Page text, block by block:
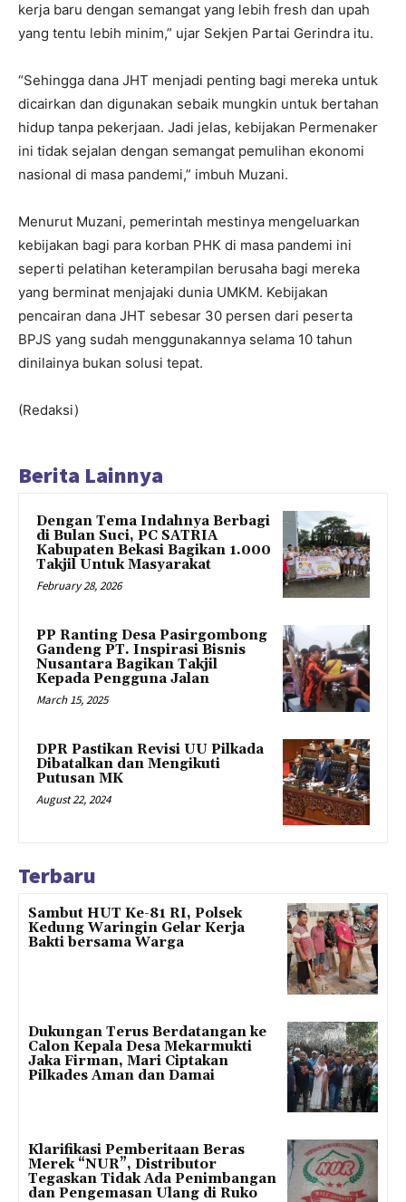
kerja baru dengan semangat yang lebih fresh dan upah
yang tentu lebih minim,” ujar Sekjen Partai Gerindra itu.
“Sehingga dana JHT menjadi penting bagi mereka untuk
dicairkan dan digunakan sebaik mungkin untuk bertahan
hidup tanpa pekerjaan. Jadi jelas, kebijakan Permenaker
ini tidak sejalan dengan semangat pemulihan ekonomi
nasional di masa pandemi,” imbuh Muzani.
Menurut Muzani, pemerintah mestinya mengeluarkan
kebijakan bagi para korban PHK di masa pandemi ini
seperti pelatihan keterampilan berusaha bagi mereka
yang berminat menjajaki dunia UMKM. Kebijakan
pencairan dana JHT sebesar 30 persen dari peserta
BPJS yang sudah menggunakannya selama 10 tahun
dinilainya bukan solusi tepat.
(Redaksi)
Berita Lainnya
Dengan Tema Indahnya Berbagi
di Bulan Suci, PC SATRIA
Kabupaten Bekasi Bagikan 1.000
Takjil Untuk Masyarakat
February 28, 2026
PP Ranting Desa Pasirgombong
Gandeng PT. Inspirasi Bisnis
Nusantara Bagikan Takjil
Kepada Pengguna Jalan
March 15, 2025
DPR Pastikan Revisi UU Pilkada
Dibatalkan dan Mengikuti
Putusan MK
August 22, 2024
Terbaru
Sambut HUT Ke-81 RI, Polsek
Kedung Waringin Gelar Kerja
Bakti bersama Warga
Dukungan Terus Berdatangan ke
Calon Kepala Desa Mekarmukti
Jaka Firman, Mari Ciptakan
Pilkades Aman dan Damai
Klarifikasi Pemberitaan Beras
Merek “NUR”, Distributor
Tegaskan Tidak Ada Penimbangan
dan Pengemasan Ulang di Ruko